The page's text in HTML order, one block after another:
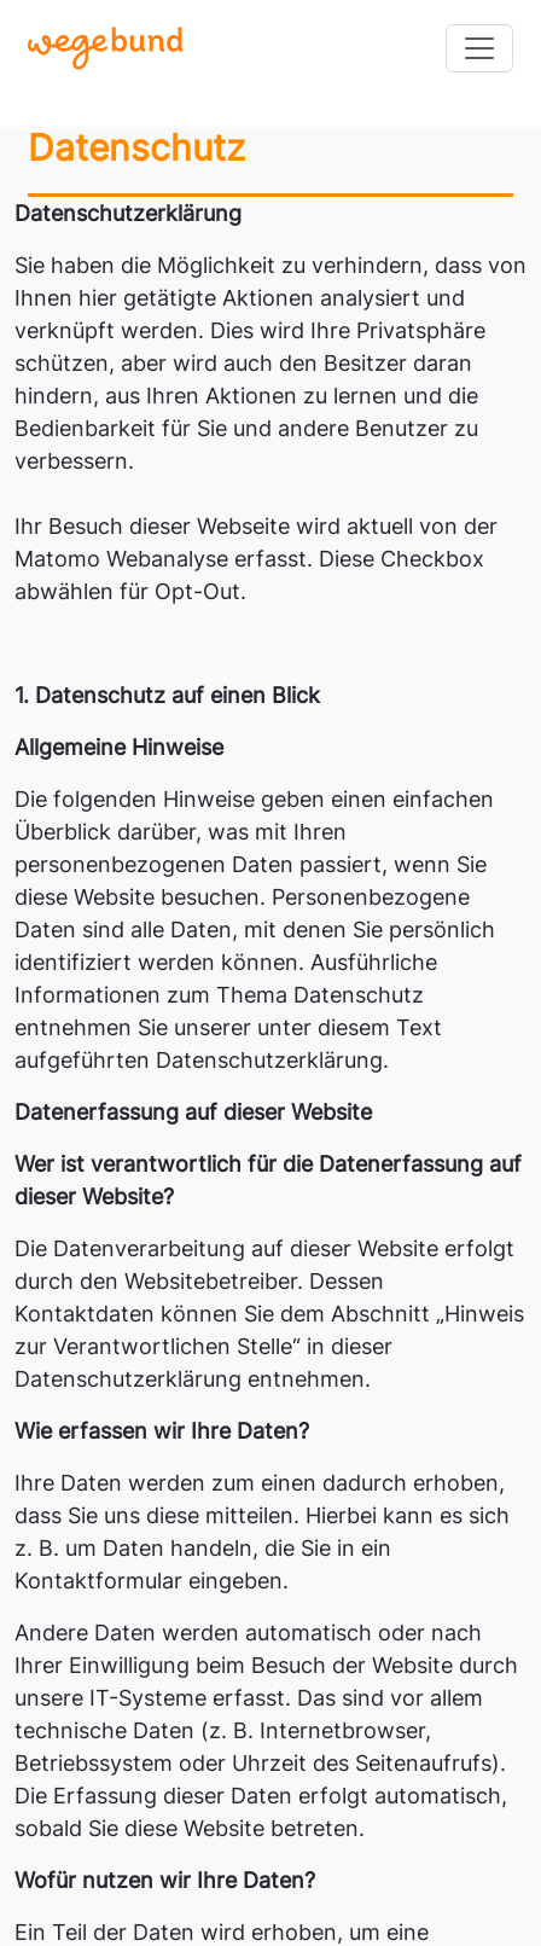
Datenschutz
Datenschutzerklärung
Sie haben die Möglichkeit zu verhindern, dass von
Ihnen hier getätigte Aktionen analysiert und
verknüpft werden. Dies wird Ihre Privatsphäre
schützen, aber wird auch den Besitzer daran
hindern, aus Ihren Aktionen zu lernen und die
Bedienbarkeit für Sie und andere Benutzer zu
verbessern.
Ihr Besuch dieser Webseite wird aktuell von der
Matomo Webanalyse erfasst. Diese Checkbox
abwählen für Opt-Out.
1. Datenschutz auf einen Blick
Allgemeine Hinweise
Die folgenden Hinweise geben einen einfachen
Überblick darüber, was mit Ihren
personenbezogenen Daten passiert, wenn Sie
diese Website besuchen. Personenbezogene
Daten sind alle Daten, mit denen Sie persönlich
identifiziert werden können. Ausführliche
Informationen zum Thema Datenschutz
entnehmen Sie unserer unter diesem Text
aufgeführten Datenschutzerklärung.
Datenerfassung auf dieser Website
Wer ist verantwortlich für die Datenerfassung auf
dieser Website?
Die Datenverarbeitung auf dieser Website erfolgt
durch den Websitebetreiber. Dessen
Kontaktdaten können Sie dem Abschnitt „Hinweis
zur Verantwortlichen Stelle“ in dieser
Datenschutzerklärung entnehmen.
Wie erfassen wir Ihre Daten?
Ihre Daten werden zum einen dadurch erhoben,
dass Sie uns diese mitteilen. Hierbei kann es sich
z. B. um Daten handeln, die Sie in ein
Kontaktformular eingeben.
Andere Daten werden automatisch oder nach
Ihrer Einwilligung beim Besuch der Website durch
unsere IT-Systeme erfasst. Das sind vor allem
technische Daten (z. B. Internetbrowser,
Betriebssystem oder Uhrzeit des Seitenaufrufs).
Die Erfassung dieser Daten erfolgt automatisch,
sobald Sie diese Website betreten.
Wofür nutzen wir Ihre Daten?
Ein Teil der Daten wird erhoben, um eine